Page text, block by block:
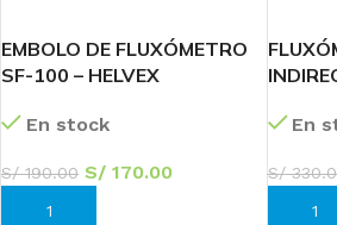
EMBOLO DE FLUXÓMETRO
SF-100 – HELVEX
En stock
S/190.00 S/ 170.00
AÑADIR AL CARRITO
En
S/